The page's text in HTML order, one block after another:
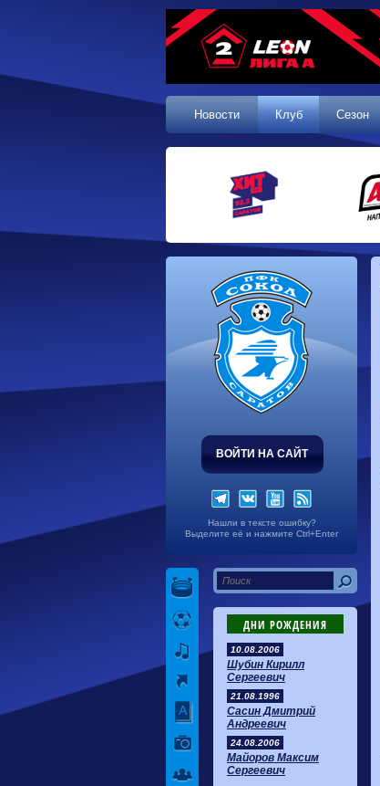
Новости Клуб Сезон
ВОЙТИ НА САЙТ
Нашли в тексте ошибку?
Выделите её и нажмите Ctrl+Enter
ДНИ РОЖДЕНИЯ
10.08.2006
Шубин Кирилл
Сергеевич
21.08.1996
Сасин Дмитрий
Андреевич
24.08.2006
Майоров Максим
Сергеевич
1 тур, 19.07.2026
1-1
Калуга
Динамо
0-0
Волгарь
0-0
Динамо-Брянск
2-1
Алания
1-2 Сибирь